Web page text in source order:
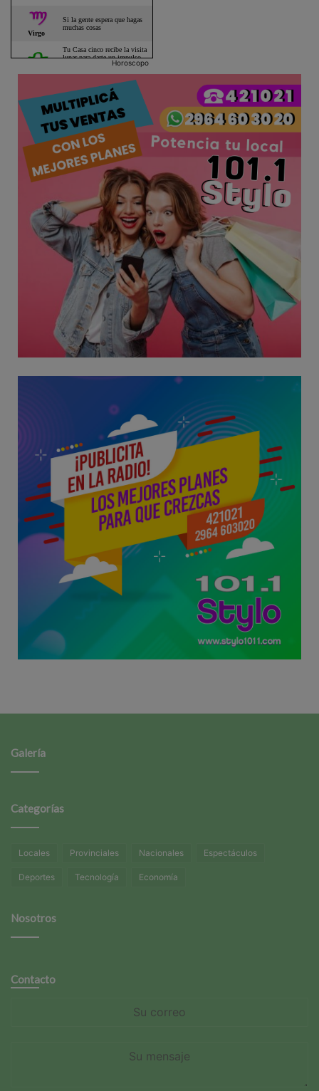
Horoscopo
Galería
Categorías
Locales Provinciales Nacionales Espectáculos
Deportes Tecnología Economía
Nosotros
Contacto